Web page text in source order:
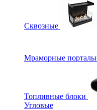
Сквозные
Мраморные порталы
Топливные блоки
Угловые